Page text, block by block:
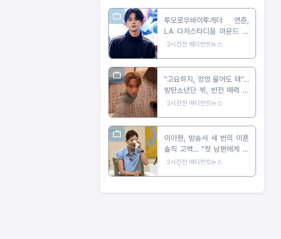
투모로우바이투게더 연준,
LA 다저스타디움 마운드 선
다… 시구부터 무대까지
2시간전 메디먼트뉴스
"고요하지, 엉엉 울어도 돼"…
방탄소년단 뷔, 반전 매력 근
황 공개
2시간전 메디먼트뉴스
이아현, 방송서 세 번의 이혼
솔직 고백… "첫 남편에게 가
장 미안해"
2시간전 메디먼트뉴스